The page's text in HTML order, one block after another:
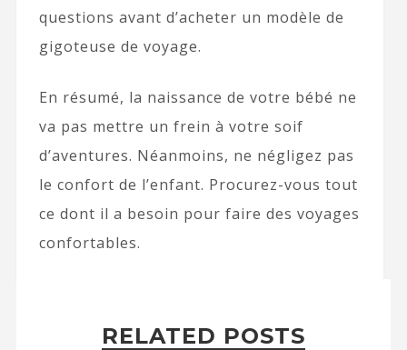
questions avant d’acheter un modèle de
gigoteuse de voyage.
En résumé, la naissance de votre bébé ne
va pas mettre un frein à votre soif
d’aventures. Néanmoins, ne négligez pas
le confort de l’enfant. Procurez-vous tout
ce dont il a besoin pour faire des voyages
confortables.
RELATED POSTS